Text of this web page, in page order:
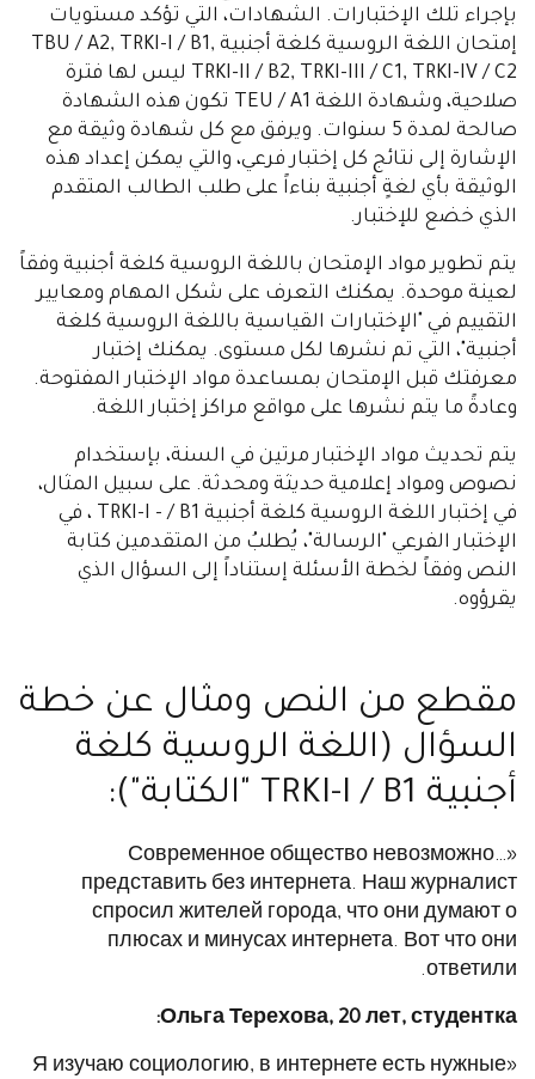
بإجراء تلك الإختبارات. الشهادات، التي تؤكد مستويات
إمتحان اللغة الروسية كلغة أجنبية TBU / A2, TRKI-I / B1,
TRKI-II / B2, TRKI-III / C1, TRKI-IV / C2 ليس لها فترة
صلاحية، وشهادة اللغة TEU / A1 تكون هذه الشهادة
صالحة لمدة 5 سنوات. ويرفق مع كل شهادة وثيقة مع
الإشارة إلى نتائج كل إختبار فرعي، والتي يمكن إعداد هذه
الوثيقة بأي لغةٍ أجنبية بناءاً على طلب الطالب المتقدم
الذي خضع للإختبار.
يتم تطوير مواد الإمتحان باللغة الروسية كلغة أجنبية وفقاً
لعينة موحدة. يمكنك التعرف على شكل المهام ومعايير
التقييم في "الإختبارات القياسية باللغة الروسية كلغة
أجنبية"، التي تم نشرها لكل مستوى. يمكنك إختبار
معرفتك قبل الإمتحان بمساعدة مواد الإختبار المفتوحة.
وعادةً ما يتم نشرها على مواقع مراكز إختبار اللغة.
يتم تحديث مواد الإختبار مرتين في السنة، بإستخدام
نصوص ومواد إعلامية حديثة ومحدثة. على سبيل المثال،
في إختبار اللغة الروسية كلغة أجنبية TRKI-I - / B1 ، في
الإختبار الفرعي "الرسالة"، يُطلبُ من المتقدمين كتابة
النص وفقاً لخطة الأسئلة إستناداً إلى السؤال الذي
يقرؤوه.
مقطع من النص ومثال عن خطة
السؤال (اللغة الروسية كلغة
أجنبية TRKI-I / B1 "الكتابة"):
«…Современное общество невозможно
представить без интернета. Наш журналист
спросил жителей города, что они думают о
плюсах и минусах интернета. Вот что они
ответили.
Ольга Терехова, 20 лет, студентка:
«Я изучаю социологию, в интернете есть нужные